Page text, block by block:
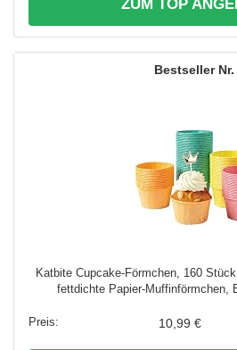
ZUM TOP
Katbite Cupcake-Förmchen, 160
fettdichte Papier-Muffinförmchen,
10,99 €